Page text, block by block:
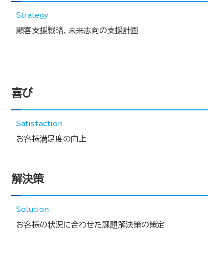
Strategy
顧客支援戦略、未来志向の支援計画
喜び
Satisfaction
お客様満足度の向上
解決策
Solution
お客様の状況に合わせた課題解決策の策定